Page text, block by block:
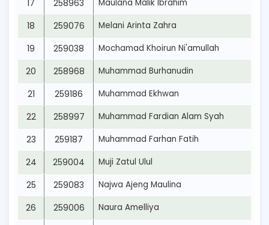
17 258963 Maulana Malik Ibrahim
18 259076 Melani Arinta Zahra
19 259038 Mochamad Khoirun Ni'amullah
20 258968 Muhammad Burhanudin
21 259186 Muhammad Ekhwan
22 258997 Muhammad Fardian Alam Syah
23 259187 Muhammad Farhan Fatih
24 259004 Muji Zatul Ulul
25 259083 Najwa Ajeng Maulina
26 259006 Naura Amelliya